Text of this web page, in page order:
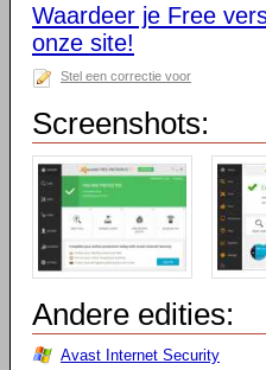
Waardeer je Free
onze site!
Stel een correctie voor
Screenshots:
Andere edities:
Avast Internet Security